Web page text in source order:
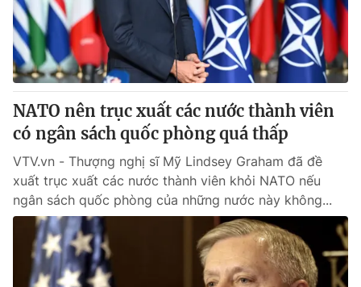
Sản phẩm
Thị trường
Tư vấn
Lịch phát sóng
Chuyên mục khác
Emagazine Podcast
Photo Infographic
Video Shorts video
VTV Money VTV Thể thao
NATO nên trục xuất các nước thành viên
có ngân sách quốc phòng quá thấp
VTV.vn - Thượng nghị sĩ Mỹ Lindsey Graham đã đề
xuất trục xuất các nước thành viên khỏi NATO nếu
ngân sách quốc phòng của những nước này không...